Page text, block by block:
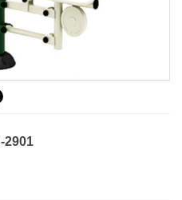
2901